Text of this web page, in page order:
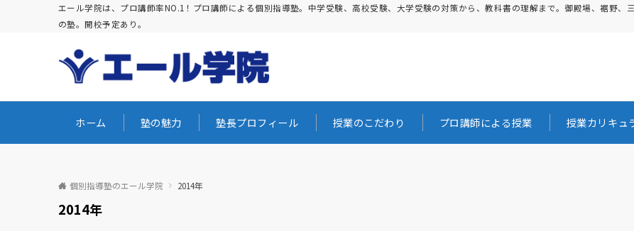
エール学院は、プロ講師率NO.1！プロ講師による個別指導塾。中学受験、高校受験、大学受験の対策から、教科書の理解まで。御殿場、裾野、
の塾。開校予定あり。
ホーム 塾の魅力 塾長プロフィール 授業のこだわり プロ講師による授業 授業カリキュ
個別指導塾のエール学院 2014年
2014年